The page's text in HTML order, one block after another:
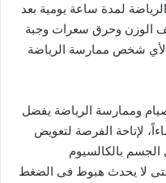
لمدة ساعة يومية بعد
الوزن وحرق سعرات وجبة
لأي شخص ممارسة الرياضة
وممارسة الرياضة يفضل
لإتاحة الفرصة لتعويض
بالكالسيوم
حتى لا يحدث هبوط فى الضغط